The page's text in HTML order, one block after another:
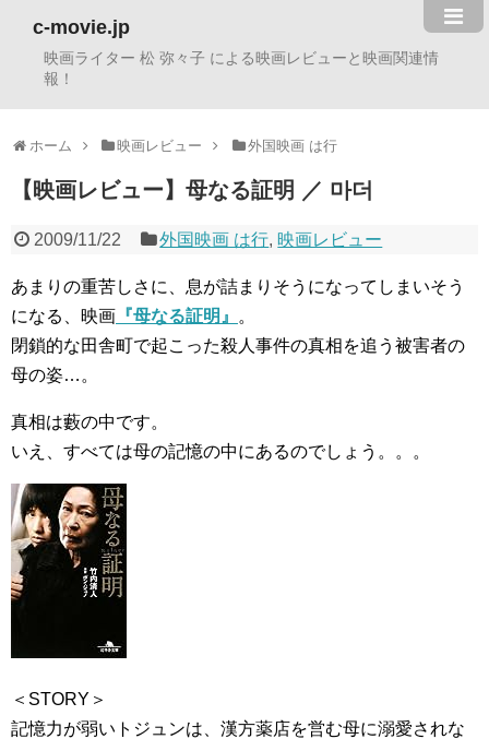
c-movie.jp
映画ライター 松 弥々子 による映画レビューと映画関連情
報！
ホーム 映画レビュー 外国映画 は行
【映画レビュー】母なる証明 ／ 마더
2009/11/22 外国映画 は行, 映画レビュー
あまりの重苦しさに、息が詰まりそうになってしまいそう
になる、映画 『母なる証明』
。
閉鎖的な田舎町で起こった殺人事件の真相を追う被害者の
母の姿…。
真相は藪の中です。
いえ、すべては母の記憶の中にあるのでしょう。。。
＜STORY＞
記憶力が弱いトジュンは、漢方薬店を営む母に溺愛されな